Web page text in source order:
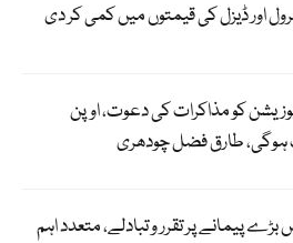
اور ڈیزل کی قیمتوں میں کمی کر دی
کو مذاکرات کی دعوت، اوپن
ہوگی، طارق فضل چودھری
بڑے پیمانے پر تقرر و تبادلے، متعدد اہم